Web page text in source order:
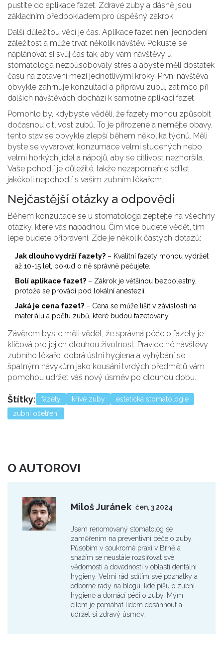
pustíte do aplikace fazet. Zdravé zuby a dásně jsou
základním předpokladem pro úspěšný zákrok.
Další důležitou věcí je čas. Aplikace fazet není jednodení
záležitost a může trvat několik návštěv. Pokuste se
naplánovat si svůj čas tak, aby vám návštěvy u
stomatologa nezpůsobovaly stres a abyste měli dostatek
času na zotavení mezi jednotlivými kroky. První návštěva
obvykle zahrnuje konzultaci a přípravu zubů, zatímco při
dalších návštěvách dochází k samotné aplikaci fazet.
Pomohlo by, kdybyste věděli, že fazety mohou způsobit
dočasnou citlivost zubů. To je přirozené a nemějte obavy,
tento stav se obvykle zlepší během několika týdnů. Měli
byste se vyvarovat konzumace velmi studených nebo
velmi horkých jídel a nápojů, aby se citlivost nezhoršila.
Vaše pohodlí je důležité, takže nezapomeňte sdílet
jakékoli nepohodlí s vaším zubním lékařem.
Nejčastější otázky a odpovědi
Během konzultace se u stomatologa zeptejte na všechny
otázky, které vás napadnou. Čím více budete vědět, tím
lépe budete připraveni. Zde je několik častých dotazů:
Jak dlouho vydrží fazety? – Kvalitní fazety mohou vydržet
až 10-15 let, pokud o ně správně pečujete.
Bolí aplikace fazet? – Zákrok je většinou bezbolestný,
protože se provádí pod lokální anestezií.
Jaká je cena fazet? – Cena se může lišit v závislosti na
materiálu a počtu zubů, které budou fazetovány.
Závěrem byste měli vědět, že správná péče o fazety je
klíčová pro jejich dlouhou životnost. Pravidelné návštěvy
zubního lékaře, dobrá ústní hygiena a vyhýbání se
špatným návykům jako kousání tvrdých předmětů vám
pomohou udržet váš nový úsměv po dlouhou dobu.
Štítky: fazety křivé zuby
estetická stomatologie
zubní ošetření
O AUTOROVI
Miloš Juránek čen, 3 2024
Jsem renomovaný stomatolog se
zaměřením na preventivní péče o zuby.
Působím v soukromé praxi v Brně a
snažím se neustále rozšiřovat své
vědomosti a dovednosti v oblasti dentální
hygieny. Velmi rád sdílím své poznatky a
odborné rady na blogu, kde píšu o zubní
hygieně a domácí péči o zuby. Mým
cílem je pomáhat lidem dosáhnout a
udržet si zdravý úsměv.